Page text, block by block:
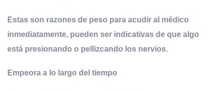
Estas son razones de peso para acudir al médico
inmediatamente, pueden ser indicativas de que algo
está presionando o pellizcando los nervios.
Empeora a lo largo del tiempo